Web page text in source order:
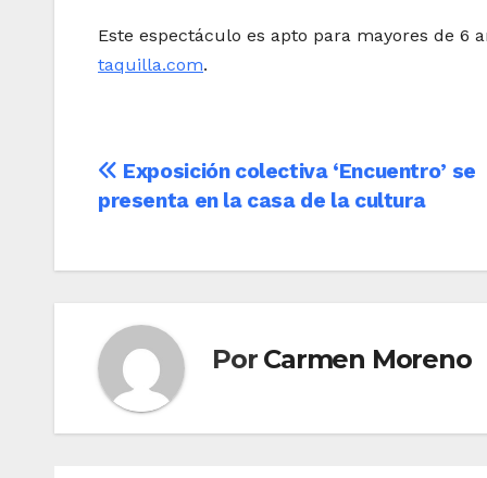
Este espectáculo es apto para mayores de 6
taquilla.com.
Navegación
de
entradas
Exposición colectiva ‘Encuentro’ se
presenta en la casa de la cultura
Por Carmen Moreno